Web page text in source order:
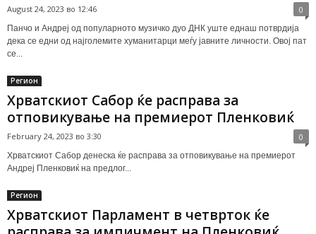
August 24, 2023 во 12:46 0
Панчо и Андреј од популарното музичко дуо ДНК уште еднаш потврдија
дека се едни од најголемите хуманитарци меѓу јавните личности. Овој пат
се...
Регион
Хрватскиот Сабор ќе расправа за
отповикување на премиерот Пленковиќ
February 24, 2023 во 3:30 0
Хрватскиот Сабор денеска ќе расправа за отповикување на премиерот
Андреј Пленковиќ на предлог...
Регион
Хрватскиот Парламент в четврток ќе